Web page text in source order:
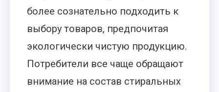
более сознательно подходить к
выбору товаров, предпочитая
экологически чистую продукцию.
Потребители все чаще обращают
внимание на состав стиральных